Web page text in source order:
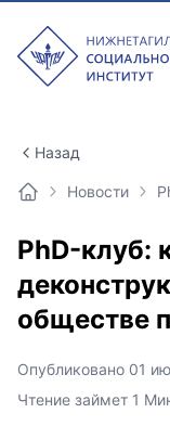
Назад
Новости
PhD-клуб:
обществе
Опубликовано 01
Чтение займет 1